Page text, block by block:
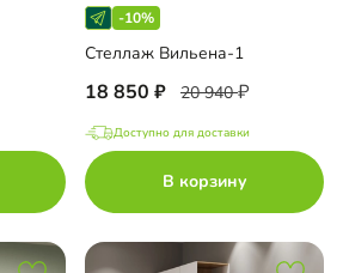
-10%
Стеллаж Вильена-1
18 850 20 940
Доступно для доставки
В корзину